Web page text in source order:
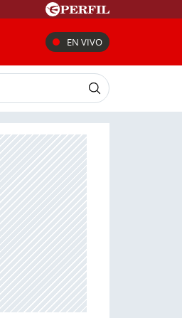
EN VIVO